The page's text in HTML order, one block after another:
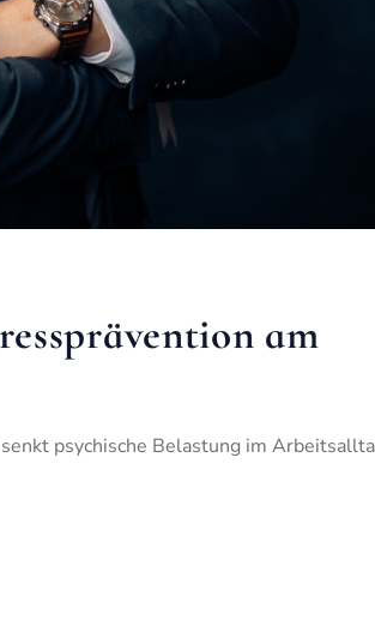
am
psychische Belastung im